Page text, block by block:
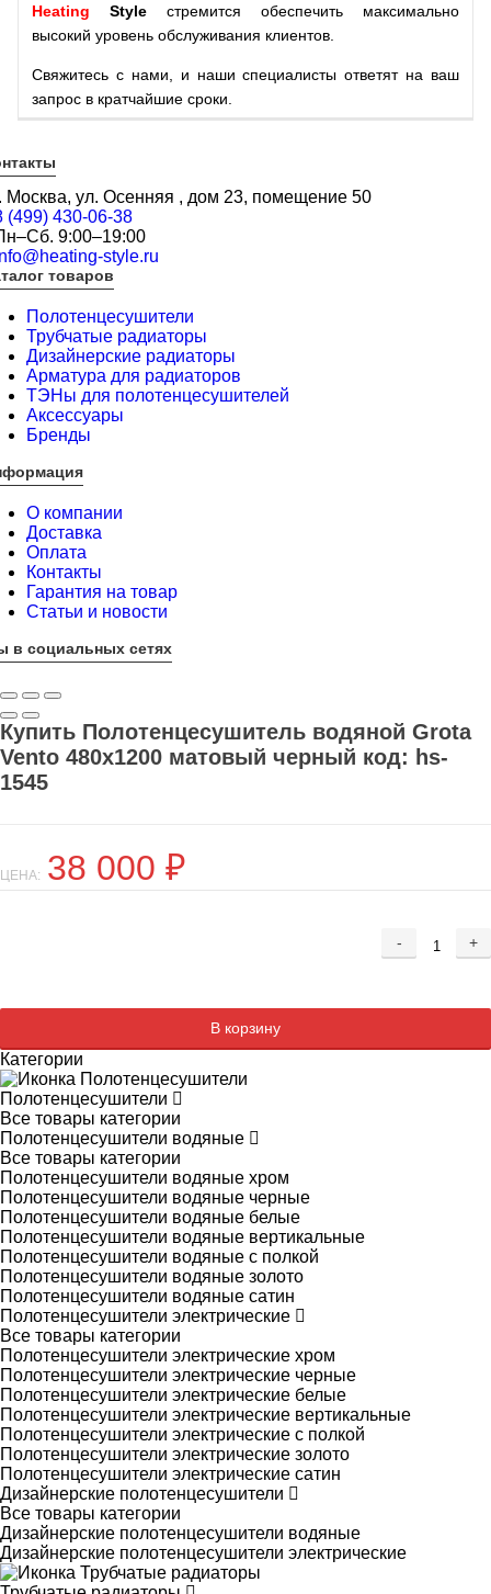
Heating Style стремится обеспечить максимально
высокий уровень обслуживания клиентов.
Свяжитесь с нами, и наши специалисты ответят на ваш
запрос в кратчайшие сроки.
Москва, ул. Осенняя , дом 23, помещение 50
(499) 430-06-38
9:00–19:00
style.ru
товаров
Полотенцесушители
Трубчатые радиаторы
Дизайнерские радиаторы
Арматура для радиаторов
ТЭНы для полотенцесушителей
Аксессуары
Бренды
О компании
Доставка
Оплата
Контакты
Гарантия на товар
Статьи и новости
в социальных сетях
Купить Полотенцесушитель водяной Grota
Vento 480x1200 матовый черный код: hs-
1545
ЦЕНА: 38 000 ₽
- +
В корзину
Категории
Полотенцесушители
Все товары категории
Полотенцесушители водяные
Все товары категории
Полотенцесушители водяные хром
Полотенцесушители водяные черные
Полотенцесушители водяные белые
Полотенцесушители водяные вертикальные
Полотенцесушители водяные с полкой
Полотенцесушители водяные золото
Полотенцесушители водяные сатин
Полотенцесушители электрические
Все товары категории
Полотенцесушители электрические хром
Полотенцесушители электрические черные
Полотенцесушители электрические белые
Полотенцесушители электрические вертикальные
Полотенцесушители электрические с полкой
Полотенцесушители электрические золото
Полотенцесушители электрические сатин
Дизайнерские полотенцесушители
Все товары категории
Дизайнерские полотенцесушители водяные
Дизайнерские полотенцесушители электрические